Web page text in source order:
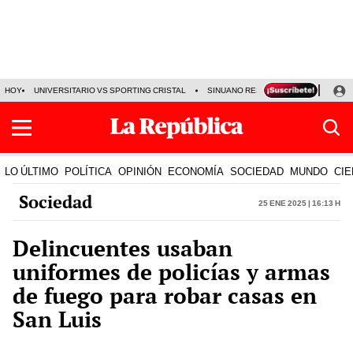
HOY UNIVERSITARIO VS SPORTING CRISTAL SINUANO RESULTADOS HOY
LO ÚLTIMO POLÍTICA OPINIÓN ECONOMÍA SOCIEDAD MUNDO
Sociedad 25 Ene 2025 | 16:13 h
Delincuentes usaban
uniformes de policías y armas
de fuego para robar casas en
San Luis